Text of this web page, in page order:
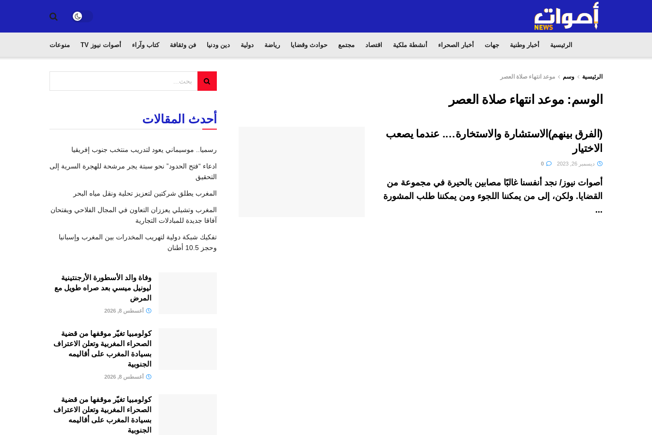
الرئيسية أخبار وطنية جهات أخبار الصحراء أنشطة ملكية اقتصاد مجتمع حوادث وقضايا رياضة دولية دين ودنيا فن وثقافة كتاب وآراء أصوات نيوز TV منوعات
الرئيسية وسم موعد انتهاء صلاة العصر
الوسم: موعد انتهاء صلاة العصر
(الفرق بينهم)الاستشارة والاستخارة…. عندما يصعب
الاختيار
ديسمبر 26, 2023
أصوات نيوز/ نجد أنفسنا غالبًا مصابين بالحيرة في مجموعة من
القضايا. ولكن، إلى من يمكننا اللجوء ومن يمكننا طلب المشورة
...
أحدث المقالات
رسميا.. موسيماني يعود لتدريب منتخب جنوب إفريقيا
ادعاء “فتح الحدود” نحو سبتة يجر مرشحة للهجرة السرية إلى
التحقيق
المغرب يطلق شركتين لتعزيز تحلية ونقل مياه البحر
المغرب وتشيلي يعززان التعاون في المجال الفلاحي ويفتحان
آفاقا جديدة للمبادلات التجارية
تفكيك شبكة دولية لتهريب المخدرات بين المغرب وإسبانيا
وحجز 10.5 أطنان
وفاة والد الأسطورة الأرجنتينية
ليونيل ميسي بعد صراه طويل مع
المرض
أغسطس 8, 2026
كولومبيا تغيّر موقفها من قضية
الصحراء المغربية وتعلن الاعتراف
بسيادة المغرب على أقاليمه
الجنوبية
أغسطس 8, 2026
كولومبيا تغيّر موقفها من قضية
الصحراء المغربية وتعلن الاعتراف
بسيادة المغرب على أقاليمه
الجنوبية